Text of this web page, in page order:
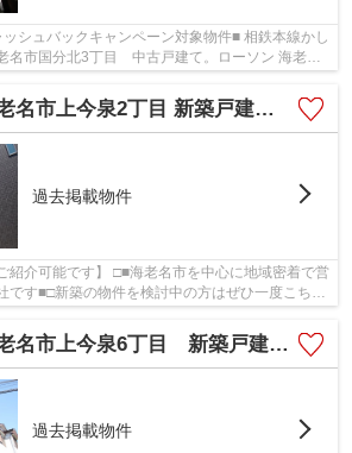
シュバックキャンペーン対象物件■ 相鉄本線かし
名市国分北3丁目 中古戸建て。ローソン 海老名
市上今泉2丁目 新築戸建て 全１棟【仲介手数料無料】
過去掲載物件
紹介可能です】 □■海老名市を中心に地域密着で営
です■□新築の物件を検討中の方はぜひ一度こちら
市上今泉6丁目 新築戸建て 全1棟【仲介手数料無料】
過去掲載物件